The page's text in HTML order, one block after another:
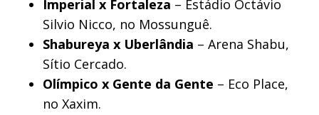
Imperial x Fortaleza – Estádio Octávio
Silvio Nicco, no Mossunguê.
Shabureya x Uberlândia – Arena Shabu,
Sítio Cercado.
Olímpico x Gente da Gente – Eco Place,
no Xaxim.